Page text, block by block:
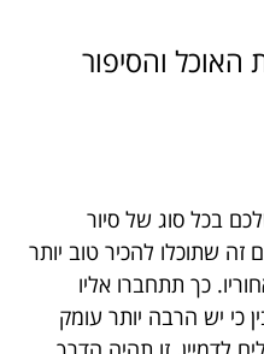
האוכל והסיפור
בכל סוג של סיור
זה שתוכלו להכיר טוב יותר
כך תתחברו אליו
כי יש הרבה יותר עומק